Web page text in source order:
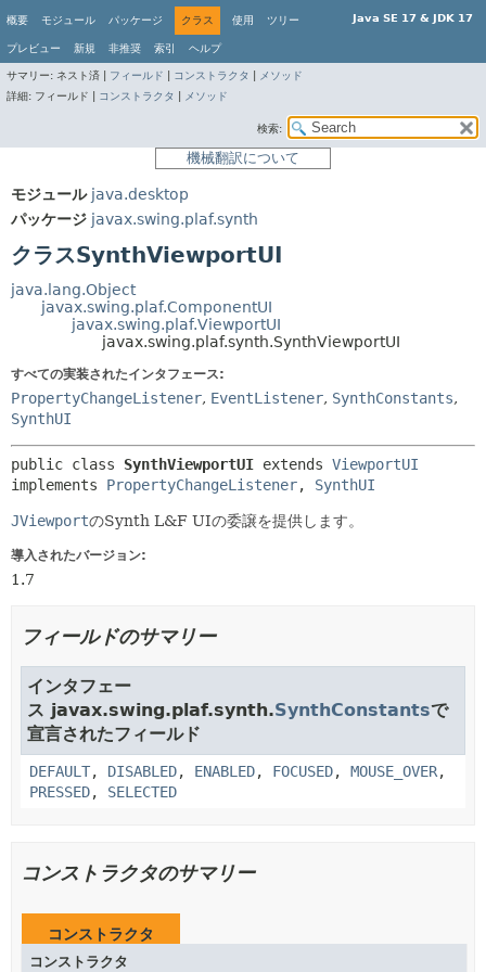
Java SE 17 & JDK 17
概要 モジュール パッケージ クラス 使用 ツリー
プレビュー 新規 非推奨 索引 ヘルプ
サマリー: ネスト済 | フィールド コンストラクタ
メソッド
詳細: フィールド | コンストラクタ メソッド
検索:
機械翻訳について
モジュール java.desktop
パッケージ javax.swing.plaf.synth
クラスSynthViewportUI
java.lang.Object
javax.swing.plaf.ComponentUI
javax.swing.plaf.ViewportUI
javax.swing.plaf.synth.SynthViewportUI
すべての実装されたインタフェース:
PropertyChangeListener, EventListener, SynthConstants,
SynthUI
public class SynthViewportUI extends ViewportUI
implements PropertyChangeListener, SynthUI
JViewportのSynth L&F UIの委譲を提供します。
導入されたバージョン:
1.7
フィールドのサマリー
インタフェー
ス javax.swing.plaf.synth.SynthConstantsで
宣言されたフィールド
DEFAULT, DISABLED, ENABLED, FOCUSED, MOUSE_OVER,
PRESSED, SELECTED
コンストラクタのサマリー
コンストラクタ
コンストラクタ